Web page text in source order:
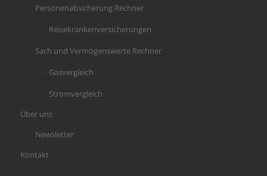
Personenabsicherung Rechner
Reisekrankenversicherungen
Sach und Vermögenswerte Rechner
Gasvergleich
Stromvergleich
Über uns
Newsletter
Kontakt